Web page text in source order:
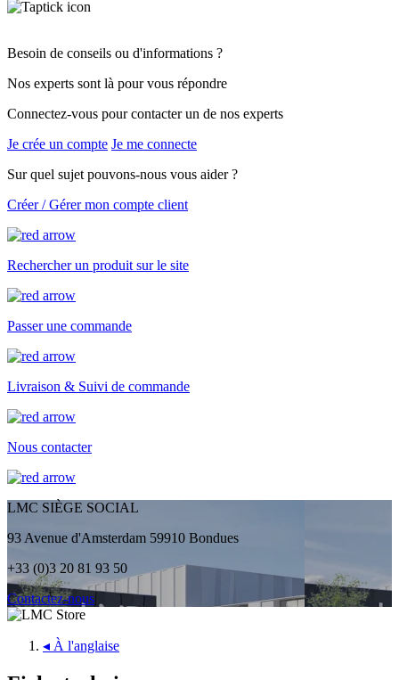
Besoin de conseils ou d'informations ?
Nos experts sont là pour vous répondre
Connectez-vous pour contacter un de nos experts
Je crée un compte Je me connecte
Sur quel sujet pouvons-nous vous aider ?
Créer / Gérer mon compte client
Rechercher un produit sur le site
Passer une commande
Livraison & Suivi de commande
Nous contacter
LMC SIÈGE SOCIAL
93 Avenue d'Amsterdam 59910 Bondues
+33 (0)3 20 81 93 50
Contactez-nous
◂ À l'anglaise